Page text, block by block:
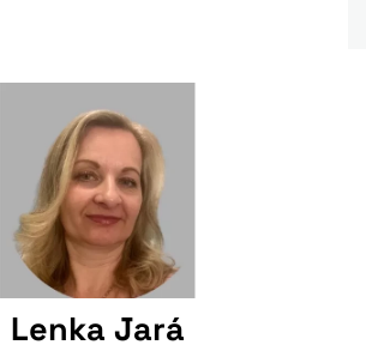
Lenka Jará